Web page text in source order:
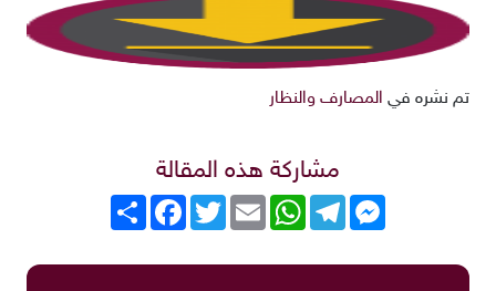
تم نشره في المصارف والنظار
مشاركة هذه المقالة
انشر
FacebookTwitterEmail
WhatsAppTelegram
Messenger